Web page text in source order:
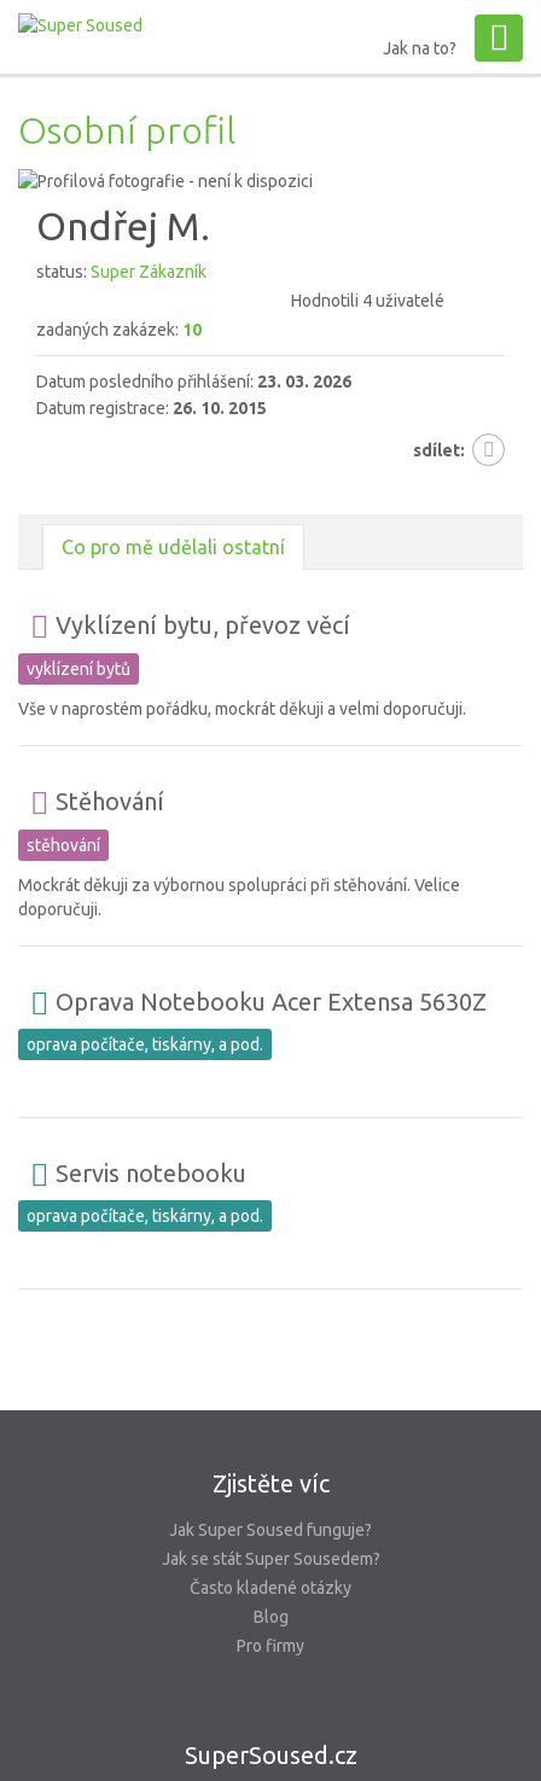
Jak na to?
Osobní profil
Ondřej M.
status: Super Zákazník
Hodnotili 4 uživatelé
zadaných zakázek: 10
Datum posledního přihlášení: 23. 03. 2026
Datum registrace: 26. 10. 2015
sdílet:
Co pro mě udělali ostatní
Vyklízení bytu, převoz věcí
vyklízení bytů
Vše v naprostém pořádku, mockrát děkuji a velmi doporučuji.
Stěhování
stěhování
Mockrát děkuji za výbornou spolupráci při stěhování. Velice
doporučuji.
Oprava Notebooku Acer Extensa 5630Z
oprava počítače, tiskárny, a pod.
Servis notebooku
oprava počítače, tiskárny, a pod.
Zjistěte víc
Jak Super Soused funguje?
Jak se stát Super Sousedem?
Často kladené otázky
Blog
Pro firmy
SuperSoused.cz